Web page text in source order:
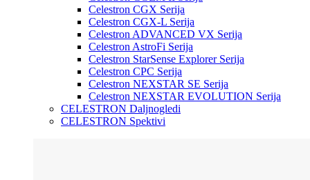
Celestron CGX Serija
Celestron CGX-L Serija
Celestron ADVANCED VX Serija
Celestron AstroFi Serija
Celestron StarSense Explorer Serija
Celestron CPC Serija
Celestron NEXSTAR SE Serija
Celestron NEXSTAR EVOLUTION Serija
CELESTRON Daljnogledi
CELESTRON Spektivi